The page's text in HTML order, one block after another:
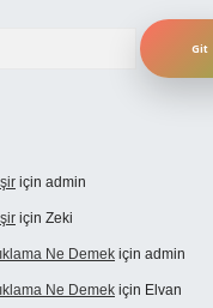
için admin
için Zeki
Ne Demek için admin
Ne Demek için Elvan